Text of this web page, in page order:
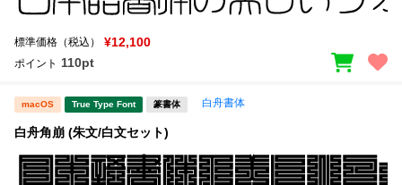
標準価格（税込） ¥12,100
ポイント 110pt
macOS True Type Font 篆書体 白舟書体
白舟角崩 (朱文/白文セット)